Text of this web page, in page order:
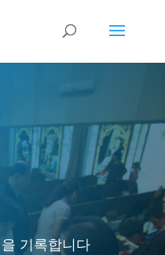
기록합니다